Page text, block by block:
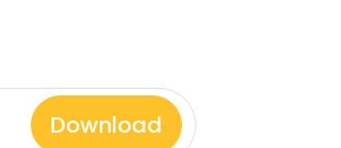
Download